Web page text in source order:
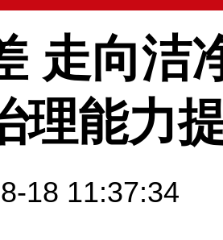
走向洁
理能力
18 11:37:34